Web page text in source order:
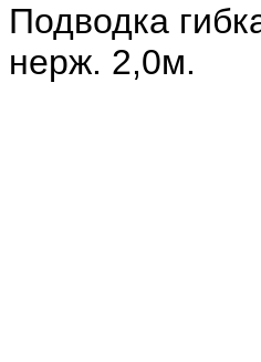
Подводка
нерж. 2,0м.